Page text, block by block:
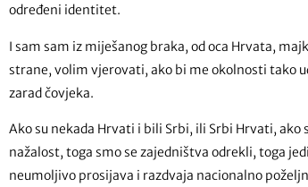
određeni identitet.
I sam sam iz miješanog braka, od oca Hrvata,
strane, volim vjerovati, ako bi me okolnosti tako
zarad čovjeka.
Ako su nekada Hrvati i bili Srbi, ili Srbi Hrvati, ako
nažalost, toga smo se zajedništva odrekli, toga
neumoljivo prosijava i razdvaja nacionalno